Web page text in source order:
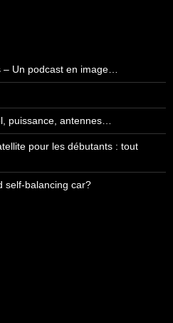
– Un podcast en image…
puissance, antennes…
pour les débutants : tout
self-balancing car?